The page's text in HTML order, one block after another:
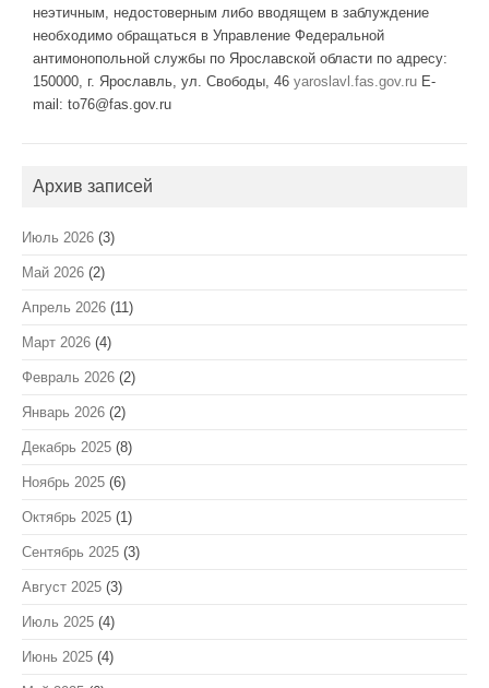
неэтичным, недостоверным либо вводящем в заблуждение
необходимо обращаться в Управление Федеральной
антимонопольной службы по Ярославской области по адресу:
150000, г. Ярославль, ул. Свободы, 46 yaroslavl.fas.gov.ru E-
mail: to76@fas.gov.ru
Архив записей
Июль 2026 (3)
Май 2026 (2)
Апрель 2026 (11)
Март 2026 (4)
Февраль 2026 (2)
Январь 2026 (2)
Декабрь 2025 (8)
Ноябрь 2025 (6)
Октябрь 2025 (1)
Сентябрь 2025 (3)
Август 2025 (3)
Июль 2025 (4)
Июнь 2025 (4)